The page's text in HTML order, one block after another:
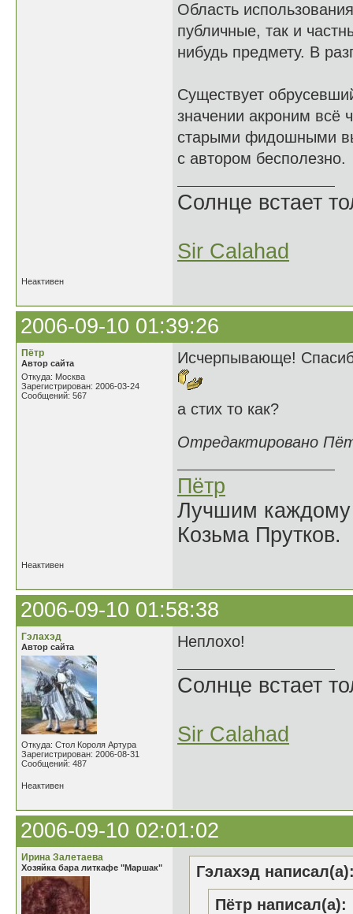
Область
публичные, так и
нибудь предмету. В
Существует
значении акроним всё
старыми фидошными
с автором бесполезно.
Солнце встает
Sir Calahad
Неактивен
2006-09-10 01:39:26
Пётр
Автор сайта
Откуда: Москва
Зарегистрирован: 2006-03-24
Сообщений: 567
Исчерпывающе!
а стих то как?
Отредактировано
Пётр
Лучшим каждому
Козьма Прутков.
Неактивен
2006-09-10 01:58:38
Гэлахэд
Автор сайта
Откуда: Стол Короля Артура
Зарегистрирован: 2006-08-31
Сообщений: 487
Неплохо!
Солнце встает
Sir Calahad
Неактивен
2006-09-10 02:01:02
Ирина Залетаева
Хозяйка бара литкафе "Маршак"
Гэлахэд
Пётр написал(а):